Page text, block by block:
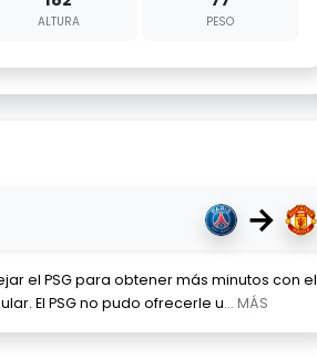
ALTURA PESO
→
el PSG para obtener más minutos con el
El PSG no pudo ofrecerle u... MÁS